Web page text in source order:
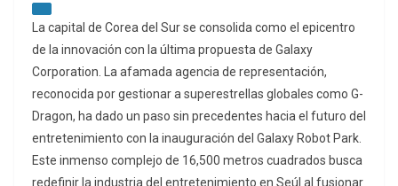
La capital de Corea del Sur se consolida como el epicentro
de la innovación con la última propuesta de Galaxy
Corporation. La afamada agencia de representación,
reconocida por gestionar a superestrellas globales como G-
Dragon, ha dado un paso sin precedentes hacia el futuro del
entretenimiento con la inauguración del Galaxy Robot Park.
Este inmenso complejo de 16,500 metros cuadrados busca
redefinir la industria del entretenimiento en Seúl al fusionar